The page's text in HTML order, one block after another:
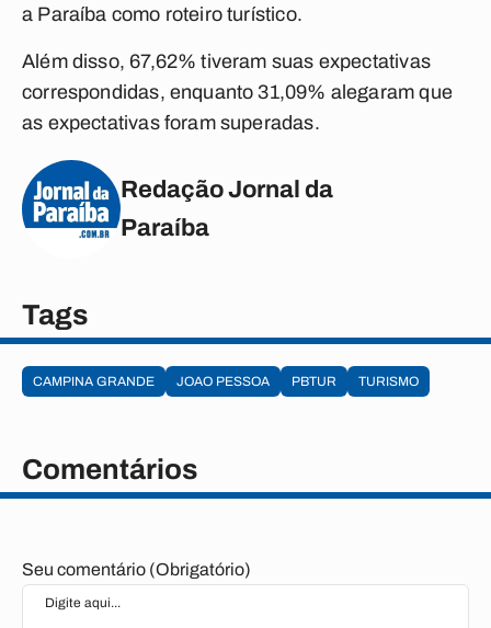
a Paraíba como roteiro turístico.
Além disso, 67,62% tiveram suas expectativas
correspondidas, enquanto 31,09% alegaram que
as expectativas foram superadas.
Redação Jornal da
Paraíba
Tags
CAMPINA GRANDE JOAO PESSOA PBTUR TURISMO
Comentários
Seu comentário (Obrigatório)